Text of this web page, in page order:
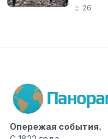
26
Опережая события.